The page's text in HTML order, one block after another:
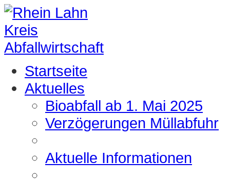
Startseite
Aktuelles
Bioabfall ab 1. Mai 2025
Verzögerungen Müllabfuhr
Aktuelle Informationen